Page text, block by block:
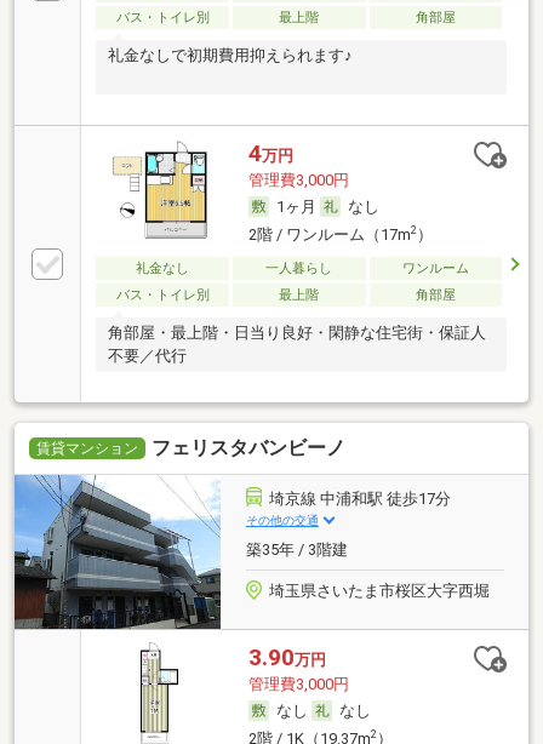
バス・トイレ別
最上階 角部屋
礼金なしで初期費用抑えられます♪
4万円
管理費3,000円
1ヶ月
なし
2階 / ワンルーム（17m2）
礼金なし 一人暮らし
ワンルーム
バス・トイレ別
最上階 角部屋
角部屋・最上階・日当り良好・閑静な住宅街・保証人
不要／代行
賃貸マンション フェリスタバンビーノ
埼京線 中浦和駅 徒歩17分
その他の交通
築35年 / 3階建
埼玉県さいたま市桜区大字西堀
3.90万円
管理費3,000円
なし
なし
2階 / 1K（19.37m2）